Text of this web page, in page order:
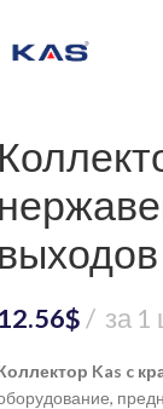
выходов
12.56$ за 1
Kas c